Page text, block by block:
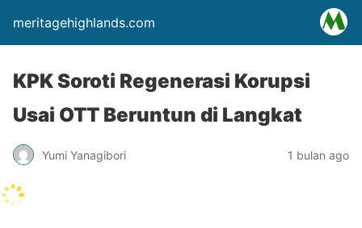
meritagehighlands.com
KPK Soroti Regenerasi Korupsi
Usai OTT Beruntun di Langkat
Yumi Yanagibori 1 bulan ago